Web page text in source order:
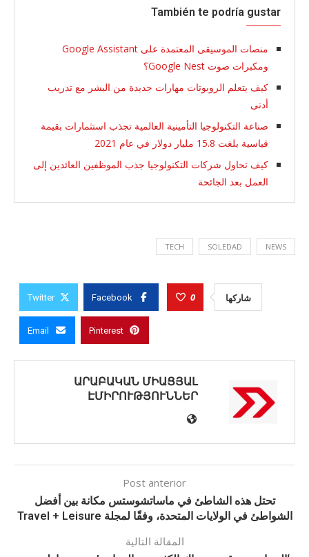
También te podría gustar
منصات الموسيقى المعتمدة على Google Assistant
ومكبرات صوت Google Nest؟
كيف يتعلم الروبوتات مهارات جديدة من البشر مع تدريب
أدنى
صناعة التكنولوجيا التأمينية العالمية تجذب استثمارات بقيمة
قياسية بلغت 15.8 مليار دولار في عام 2021
كيف تحاول شركات التكنولوجيا جذب الموظفين العائدين إلى
العمل بعد الجائحة
NEWS
SOLEDAD
TECH
شاركها 0
Facebook
Twitter
Pinterest
Email
ԱՐԱԲԱԿԱՆ ՄԻԱՑՅԱԼ
ԷՄԻՐՈՒԹՅՈՒՆՆԵՐ
Post anterior
تحتل هذه الشاطئ في ماساتشوستس مكانة بين أفضل
الشواطئ في الولايات المتحدة، وفقًا لمجلة Travel + Leisure
المقالة التالية